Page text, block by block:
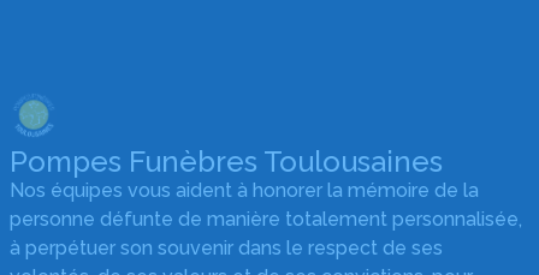
Pompes Funèbres Toulousaines
Nos équipes vous aident à honorer la mémoire de la
personne défunte de manière totalement personnalisée,
à perpétuer son souvenir dans le respect de ses